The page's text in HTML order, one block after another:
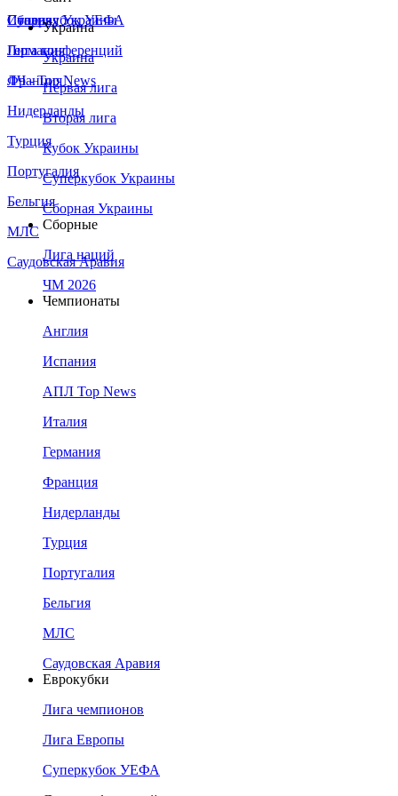
Сборная Украины
Италия
Германия
Франция
Нидерланды
Турция
Португалия
Бельгия
МЛС
Саудовская Аравия
Суперкубок УЕФА
Лига конференций
ЛЧ - Top News
Украина
Украина
Первая лига
Вторая лига
Кубок Украины
Суперкубок Украины
Сборная Украины
Сборные
Лига наций
ЧМ 2026
Чемпионаты
Англия
Испания
АПЛ Top News
Италия
Германия
Франция
Нидерланды
Турция
Португалия
Бельгия
МЛС
Саудовская Аравия
Еврокубки
Лига чемпионов
Лига Европы
Суперкубок УЕФА